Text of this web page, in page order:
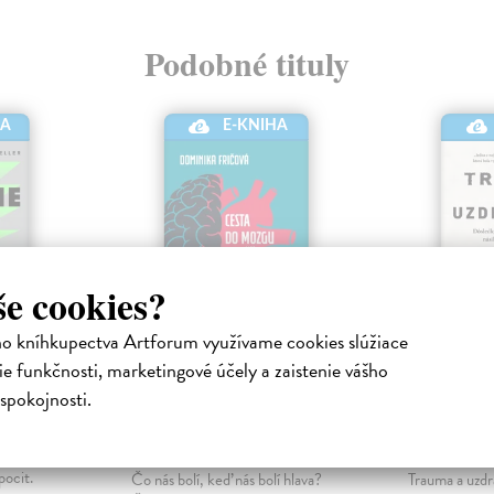
cookies?
kníhkupectva Artforum využívame cookies slúžiace
funkčnosti, marketingové účely a zaistenie vášho
Podobné tituly
E-KNIHA
Cesta do mozgu a
Čo nás bolí, keď nás bolí hlava?
Trauma a